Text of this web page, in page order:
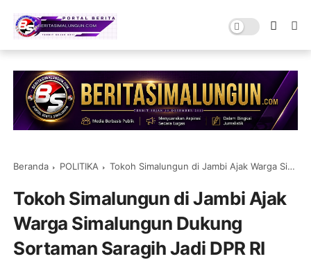
Beranda POLITIKA Tokoh Simalungun di Jambi Ajak Warga Simalungun Dukung Sortaman Saragih Jadi DPR RI
Tokoh Simalungun di Jambi Ajak
Warga Simalungun Dukung
Sortaman Saragih Jadi DPR RI